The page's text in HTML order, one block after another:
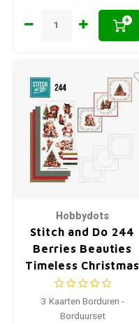
+
Hobbydots
Stitch and Do 244
Berries Beauties
Timeless Christmas
3 Kaarten Borduren -
Borduurset